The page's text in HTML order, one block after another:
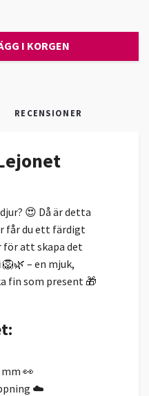
I KORGEN
RECENSIONER
😍 Då är detta
får du ett färdigt
för att skapa det
🦁🌿 – en mjuk,
fin som present 🎁
👀
☁️